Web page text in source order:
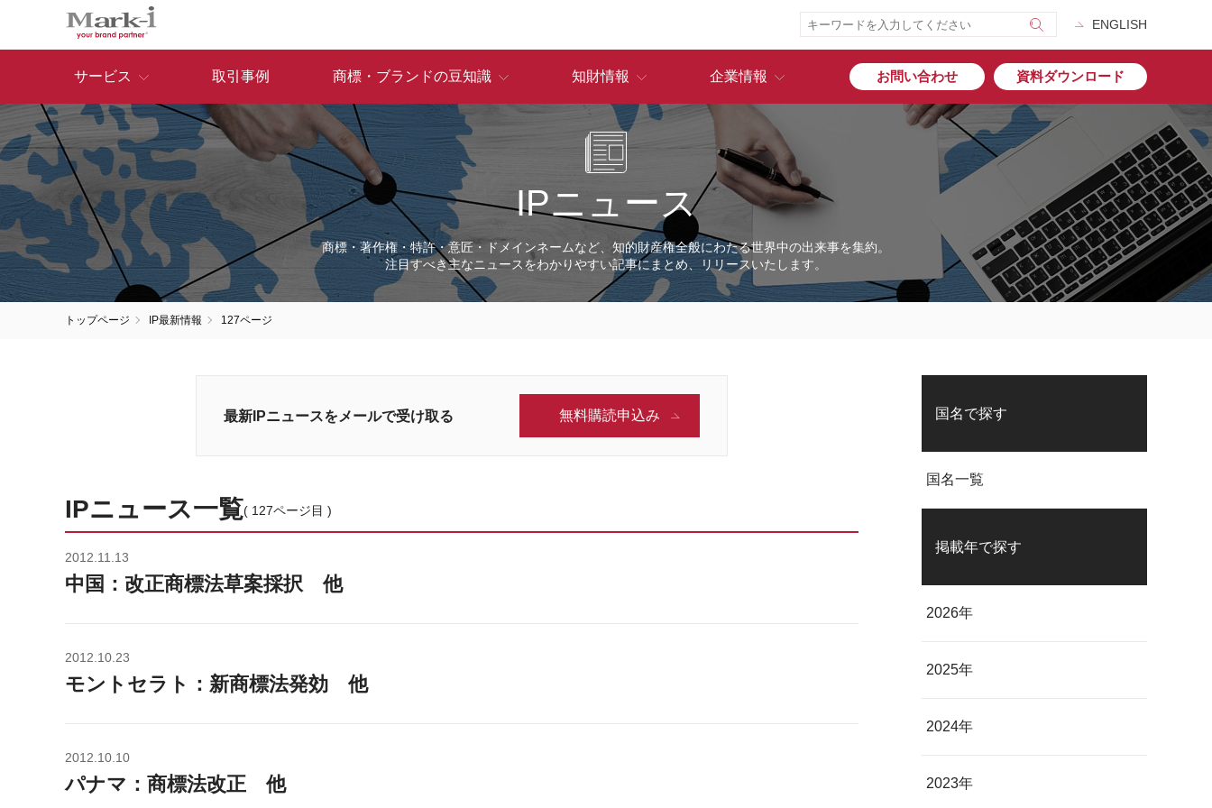
サービス 取引事例 商標・ブランドの豆知識 知財情報 企業情報 お問い合わせ 資料ダウンロード
ENGLISH
IPニュース
商標・著作権・特許・意匠・ドメインネームなど、知的財産権全般にわたる世界中の出来事を集約。
注目すべき主なニュースをわかりやすい記事にまとめ、リリースいたします。
トップページ IP最新情報 127ページ
最新IPニュースをメールで受け取る 無料購読申込み
IPニュース一覧( 127ページ目 )
2012.11.13
中国：改正商標法草案採択 他
2012.10.23
モントセラト：新商標法発効 他
2012.10.10
パナマ：商標法改正 他
国名で探す
国名一覧
掲載年で探す
2026年
2025年
2024年
2023年